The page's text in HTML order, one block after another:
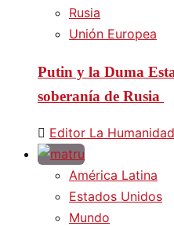
Rusia
Unión Europea
Putin y la Duma
soberanía de Rusia
Editor La Humanidad
América Latina
Estados Unidos
Mundo